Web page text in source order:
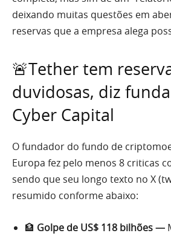
deixando muitas questões em
reservas que a empresa alega
🚨Tether tem
duvidosas, diz
Cyber Capital
O fundador do fundo de
Europa fez pelo menos 8 criticas
sendo que seu longo texto no X
resumido conforme abaixo:
🏦 Golpe de US$ 118 bilhões —